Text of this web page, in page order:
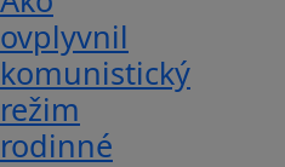
ovplyvnil
komunistický
režim
rodinné